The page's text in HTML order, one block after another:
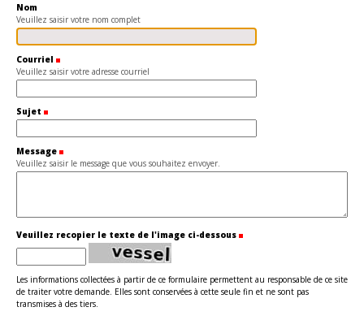
Nom
Veuillez saisir votre nom complet
Courriel
Veuillez saisir votre adresse courriel
Sujet
Message
Veuillez saisir le message que vous souhaitez envoyer.
Veuillez recopier le texte de l'image ci-dessous
Les informations collectées à partir de ce formulaire permettent au responsable de ce site
de traiter votre demande. Elles sont conservées à cette seule fin et ne sont pas
transmises à des tiers.